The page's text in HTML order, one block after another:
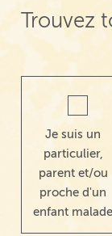
Trouvez
Je suis un
particulier,
parent et/ou
proche d'un
enfant malade